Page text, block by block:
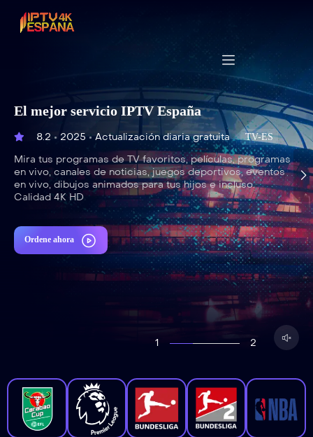
El mejor servicio IPTV España
8.2 2025 Actualización diaria gratuita TV-ES
Mira tus programas de TV favoritos, películas, programas
en vivo, canales de noticias, juegos deportivos, eventos
en vivo, dibujos animados para tus hijos e incluso.
Calidad 4K HD
Ordene ahora
1 2